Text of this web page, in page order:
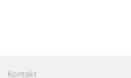
Kontakt